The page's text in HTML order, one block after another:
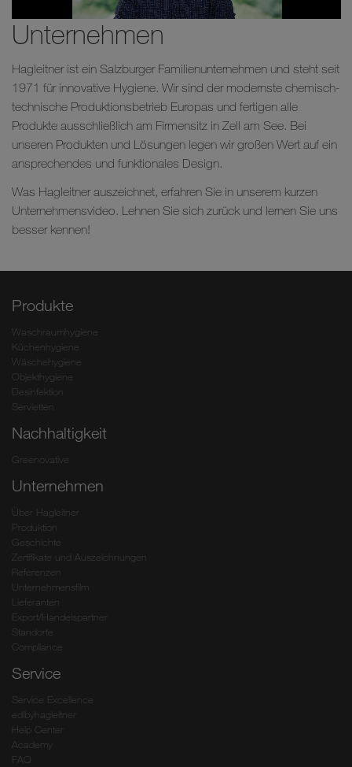
Unternehmen
Hagleitner ist ein Salzburger Familienunternehmen und steht seit
1971 für innovative Hygiene. Wir sind der modernste chemisch-
technische Produktionsbetrieb Europas und fertigen alle
Produkte ausschließlich am Firmensitz in Zell am See. Bei
unseren Produkten und Lösungen legen wir großen Wert auf ein
ansprechendes und funktionales Design.
Was Hagleitner auszeichnet, erfahren Sie in unserem kurzen
Unternehmensvideo. Lehnen Sie sich zurück und lernen Sie uns
besser kennen!
Produkte
Waschraumhygiene
Küchenhygiene
Wäschehygiene
Objekthygiene
Desinfektion
Servietten
Nachhaltigkeit
Greenovative
Unternehmen
Über Hagleitner
Produktion
Geschichte
Zertifikate und Auszeichnungen
Referenzen
Unternehmensfilm
Lieferanten
Export/Handelspartner
Standorte
Compliance
Service
Service Excellence
edibyhagleitner
Help Center
Academy
FAQ